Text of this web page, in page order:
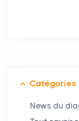
Catégories
News du